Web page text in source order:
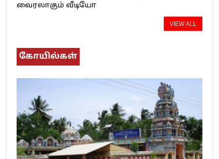
வைரலாகும் வீடியோ
VIEW ALL
கோயில்கள்